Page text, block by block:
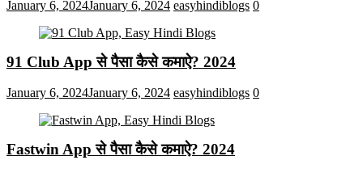
January 6, 2024January 6, 2024 easyhindiblogs 0
91 Club App से पैसा कैसे कमाऐ? 2024
January 6, 2024January 6, 2024 easyhindiblogs 0
Fastwin App से पैसा कैसे कमाऐ? 2024